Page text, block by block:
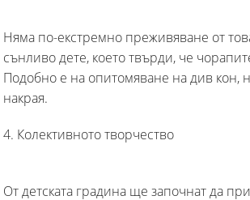
Няма по-екстремно преживяване от
сънливо дете, което твърди, че
Подобно е на опитомяване на див кон,
накрая.
4. Колективното творчество
От детската градина ще започнат да